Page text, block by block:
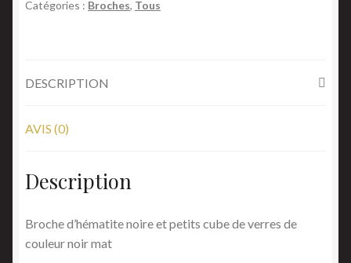
Catégories : Broches, Tous
DESCRIPTION
AVIS (0)
Description
Broche d’hématite noire et petits cube de verres de
couleur noir mat